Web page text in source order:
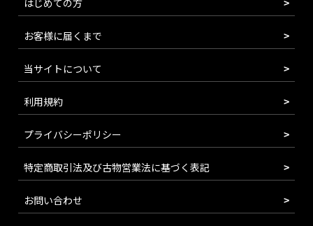
お客様に届くまで
当サイトについて
利用規約
プライバシーポリシー
特定商取引法及び古物営業法に基づく表記
お問い合わせ